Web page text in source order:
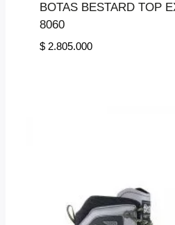
BOTAS BESTARD TOP
8060
$2.805.000